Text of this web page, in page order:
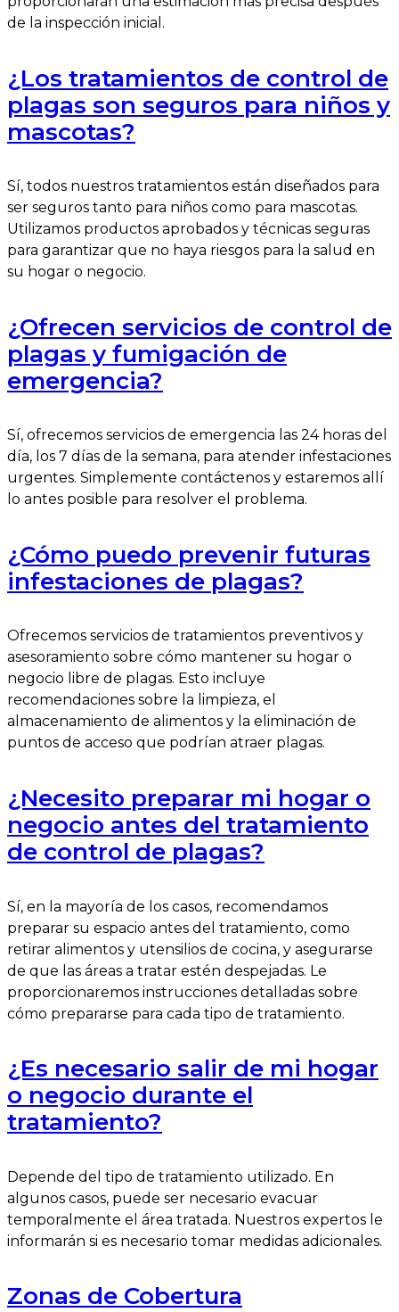
de la inspección inicial.
¿Los tratamientos de control de
plagas son seguros para niños y
mascotas?
Sí, todos nuestros tratamientos están diseñados para
ser seguros tanto para niños como para mascotas.
Utilizamos productos aprobados y técnicas seguras
para garantizar que no haya riesgos para la salud en
su hogar o negocio.
¿Ofrecen servicios de control de
plagas y fumigación de
emergencia?
Sí, ofrecemos servicios de emergencia las 24 horas del
día, los 7 días de la semana, para atender infestaciones
urgentes. Simplemente contáctenos y estaremos allí
lo antes posible para resolver el problema.
¿Cómo puedo prevenir futuras
infestaciones de plagas?
Ofrecemos servicios de tratamientos preventivos y
asesoramiento sobre cómo mantener su hogar o
negocio libre de plagas. Esto incluye
recomendaciones sobre la limpieza, el
almacenamiento de alimentos y la eliminación de
puntos de acceso que podrían atraer plagas.
¿Necesito preparar mi hogar o
negocio antes del tratamiento
de control de plagas?
Sí, en la mayoría de los casos, recomendamos
preparar su espacio antes del tratamiento, como
retirar alimentos y utensilios de cocina, y asegurarse
de que las áreas a tratar estén despejadas. Le
proporcionaremos instrucciones detalladas sobre
cómo prepararse para cada tipo de tratamiento.
¿Es necesario salir de mi hogar
o negocio durante el
tratamiento?
Depende del tipo de tratamiento utilizado. En
algunos casos, puede ser necesario evacuar
temporalmente el área tratada. Nuestros expertos le
informarán si es necesario tomar medidas adicionales.
Zonas de Cobertura